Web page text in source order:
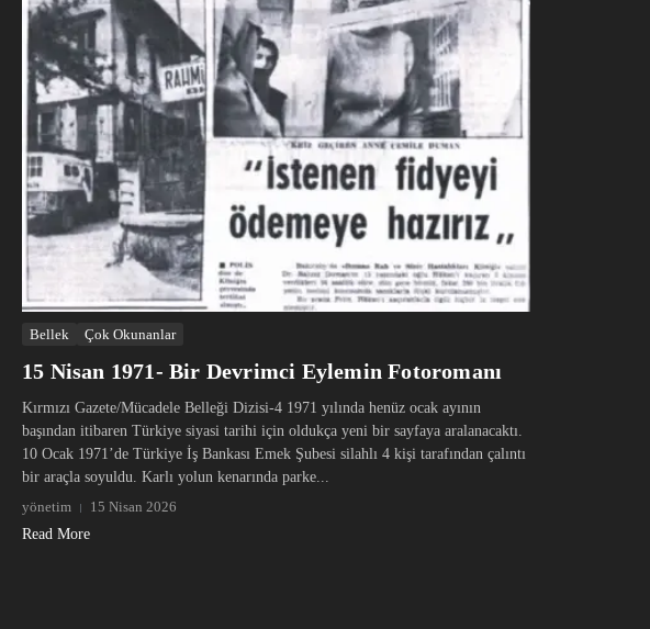
Bellek Çok Okunanlar
15 Nisan 1971- Bir Devrimci Eylemin Fotoromanı
Kırmızı Gazete/Mücadele Belleği Dizisi-4 1971 yılında henüz ocak ayının
başından itibaren Türkiye siyasi tarihi için oldukça yeni bir sayfaya aralanacaktı.
10 Ocak 1971’de Türkiye İş Bankası Emek Şubesi silahlı 4 kişi tarafından çalıntı
bir araçla soyuldu. Karlı yolun kenarında parke...
yönetim
15 Nisan 2026
Read More